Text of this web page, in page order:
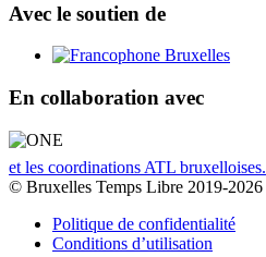
Avec le soutien de
En collaboration avec
et les coordinations ATL bruxelloises.
© Bruxelles Temps Libre 2019-2026
Politique de confidentialité
Conditions d’utilisation